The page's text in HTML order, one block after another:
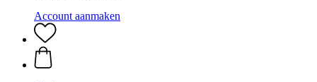
Account aanmaken